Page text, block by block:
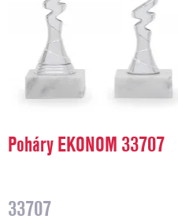
Poháry EKONOM 33707
33707